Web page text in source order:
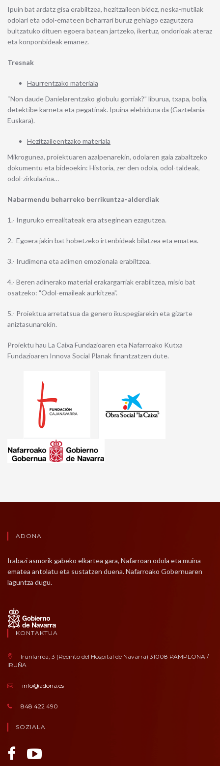
Ipuin bat ardatz gisa erabiltzea, hezitzaileen bidez, neska-mutilak
odolari eta odol-emateen beharrari buruz gehiago ezagutzera
bultzatuko dituen egoera batean jartzeko, ikertuz, ondorioak ateraz
eta konponbideak emanez.
Tresnak
Haurrentzako materiala
“Non daude Danielarentzako globulu gorriak?” liburua, txapa, bolia,
detektibe karneta eta pegatinak. Ipuina elebiduna da (Gaztelania-
Euskara).
Hezitzaileentzako materiala
Mikrogunea, proiektuaren azalpenarekin, odolaren gaia zabaltzeko
dokumentu eta bideoekin: Historia, zer den odola, odol-taldeak,
odol-zirkulazioa…
Nabarmendu beharreko berrikuntza-alderdiak
1.- Inguruko errealitateak era atseginean ezagutzea.
2.- Egoera jakin bat hobetzeko irtenbideak bilatzea eta ematea.
3.- Irudimena eta adimen emozionala erabiltzea.
4.- Beren adinerako material erakargarriak erabiltzea, misio bat
osatzeko: "Odol-emaileak aurkitzea".
5.- Proiektua arretatsua da genero ikuspegiarekin eta gizarte
aniztasunarekin.
Proiektu hau La Caixa Fundazioaren eta Nafarroako Kutxa
Fundazioaren Innova Social Planak finantzatzen dute.
ADONA
Irabazi asmorik gabeko elkartea gara, Nafarroan odola eta muina
ematea antolatu eta sustatzen duena. Nafarroako Gobernuaren
laguntza dugu.
KONTAKTUA
Irunlarrea, 3 (Recinto del Hospital de Navarra) 31008 PAMPLONA /
IRUÑA
info@adona.es
848 422 490
SOZIALA